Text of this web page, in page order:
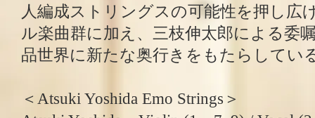
人編成ストリングスの可能性を押し広
ル楽曲群に加え、三枝伸太郎による委
品世界に新たな奥行きをもたらしてい
＜Atsuki Yoshida Emo Strings＞